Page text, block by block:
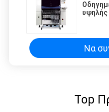
Να
Top